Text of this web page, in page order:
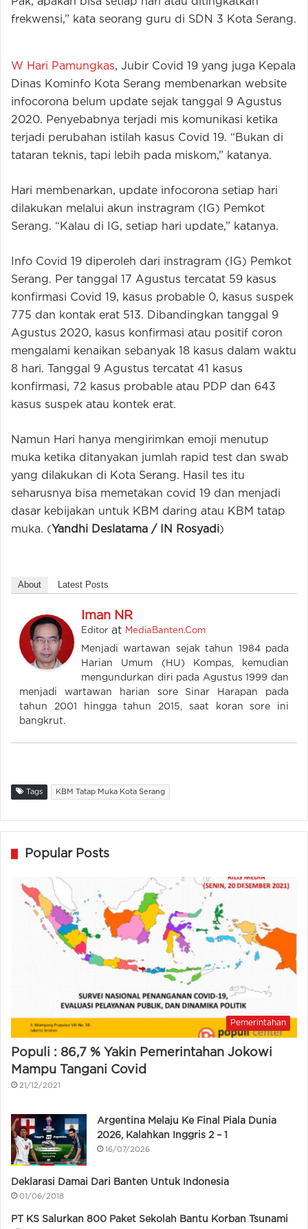
frekwensi,” kata seorang guru di SDN 3 Kota Serang.
W Hari Pamungkas, Jubir Covid 19 yang juga Kepala
Dinas Kominfo Kota Serang membenarkan website
infocorona belum update sejak tanggal 9 Agustus
2020. Penyebabnya terjadi mis komunikasi ketika
terjadi perubahan istilah kasus Covid 19. “Bukan di
tataran teknis, tapi lebih pada miskom,” katanya.
Hari membenarkan, update infocorona setiap hari
dilakukan melalui akun instragram (IG) Pemkot
Serang. “Kalau di IG, setiap hari update,” katanya.
Info Covid 19 diperoleh dari instragram (IG) Pemkot
Serang. Per tanggal 17 Agustus tercatat 59 kasus
konfirmasi Covid 19, kasus probable 0, kasus suspek
775 dan kontak erat 513. Dibandingkan tanggal 9
Agustus 2020, kasus konfirmasi atau positif coron
mengalami kenaikan sebanyak 18 kasus dalam waktu
8 hari. Tanggal 9 Agustus tercatat 41 kasus
konfirmasi, 72 kasus probable atau PDP dan 643
kasus suspek atau kontek erat.
Namun Hari hanya mengirimkan emoji menutup
muka ketika ditanyakan jumlah rapid test dan swab
yang dilakukan di Kota Serang. Hasil tes itu
seharusnya bisa memetakan covid 19 dan menjadi
dasar kebijakan untuk KBM daring atau KBM tatap
muka. (Yandhi Deslatama / IN Rosyadi)
About Latest Posts
Iman NR
Editor at MediaBanten.Com
Menjadi wartawan sejak tahun 1984 pada
Harian Umum (HU) Kompas, kemudian
mengundurkan diri pada Agustus 1999 dan
menjadi wartawan harian sore Sinar Harapan pada
tahun 2001 hingga tahun 2015, saat koran sore ini
bangkrut.
Tags KBM Tatap Muka Kota Serang
Popular Posts
Pemerintahan
Populi : 86,7 % Yakin Pemerintahan Jokowi
Mampu Tangani Covid
21/12/2021
Argentina Melaju Ke Final Piala Dunia
2026, Kalahkan Inggris 2 – 1
16/07/2026
Deklarasi Damai Dari Banten Untuk Indonesia
01/06/2018
PT KS Salurkan 800 Paket Sekolah Bantu Korban Tsunami